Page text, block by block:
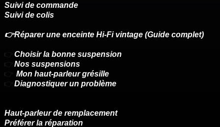
Suivi de commande
Suivi de colis
👉Réparer une enceinte Hi-Fi vintage (Guide complet)
👉 Choisir la bonne suspension
👉 Nos suspensions
👉 Mon haut-parleur grésille
👉 Diagnostiquer un problème
Haut-parleur de remplacement
Préférer la réparation